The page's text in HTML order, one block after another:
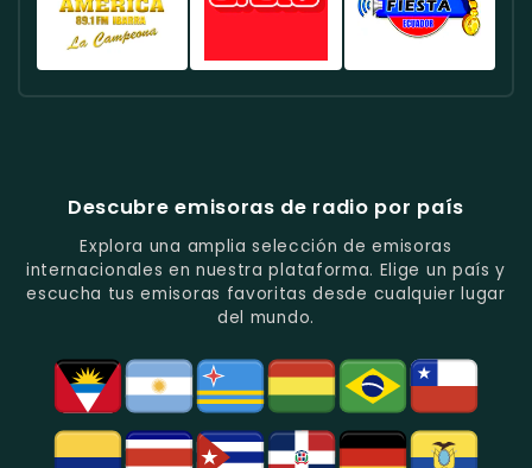
Quito.
Quito.
Música
Tropical
Y
-
Programas
-
Emisora
Con
Música
Del
Recuerdo
En
Quito.
Estación
De
Los
Deportes
En
Guayaquil.
Populares
Y
Folclore
En
Azogues.
Descubre emisoras de radio por país
Explora una amplia selección de emisoras
internacionales en nuestra plataforma. Elige un país y
escucha tus emisoras favoritas desde cualquier lugar
del mundo.